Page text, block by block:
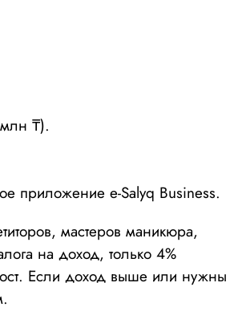
₸).
приложение e-Salyq Business.
мастеров маникюра,
на доход, только 4%
Если доход выше или нужны